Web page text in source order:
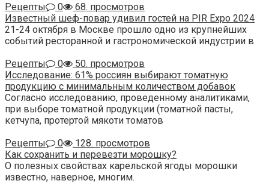
Рецепты
0
68. просмотров
Известный шеф-повар удивил гостей на PIR Expo 2024
21-24 октября в Москве прошло одно из крупнейших
событий ресторанной и гастрономической индустрии в
Рецепты
0
50. просмотров
Исследование: 61% россиян выбирают томатную
продукцию с минимальным количеством добавок
Согласно исследованию, проведенному аналитиками,
при выборе томатной продукции (томатной пасты,
кетчупа, протертой мякоти томатов
Рецепты
0
128. просмотров
Как сохранить и перевезти морошку?
О полезных свойствах карельской ягоды морошки
известно, наверное, многим.